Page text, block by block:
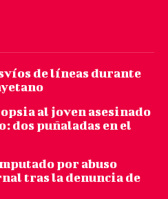
de líneas durante
al joven asesinado
dos puñaladas en el
por abuso
tras la denuncia de